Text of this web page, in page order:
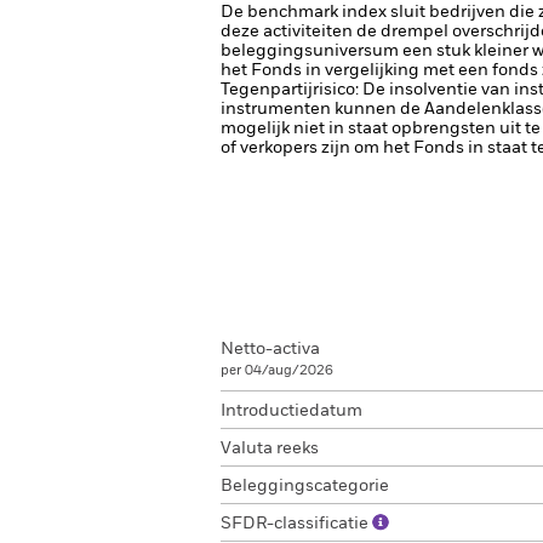
De benchmark index sluit bedrijven
deze activiteiten de drempel
beleggingsuniversum een stuk kleiner
het Fonds in vergelijking met een
Tegenpartijrisico: De insolventie van
instrumenten kunnen de
mogelijk niet in staat opbrengsten uit
of verkopers zijn om het Fonds in staat
Netto-activa
per 04/aug/2026
Introductiedatum
Valuta reeks
Beleggingscategorie
SFDR-classificatie